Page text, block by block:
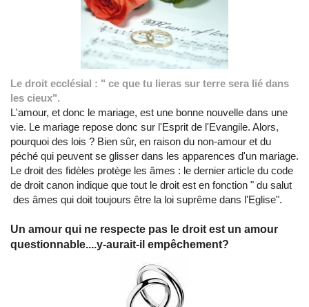
Le droit ecclésial : " ce que tu lieras sur terre sera lié dans
les cieux".
L'amour, et donc le mariage, est une bonne nouvelle dans une
vie. Le mariage repose donc sur l'Esprit de l'Evangile. Alors,
pourquoi des lois ? Bien sûr, en raison du non-amour et du
péché qui peuvent se glisser dans les apparences d'un mariage.
Le droit des fidèles protège les âmes : le dernier article du code
de droit canon indique que tout le droit est en fonction " du salut
des âmes qui doit toujours être la loi suprême dans l'Eglise".
Un amour qui ne respecte pas le droit est un amour
questionnable....y-aurait-il empêchement?